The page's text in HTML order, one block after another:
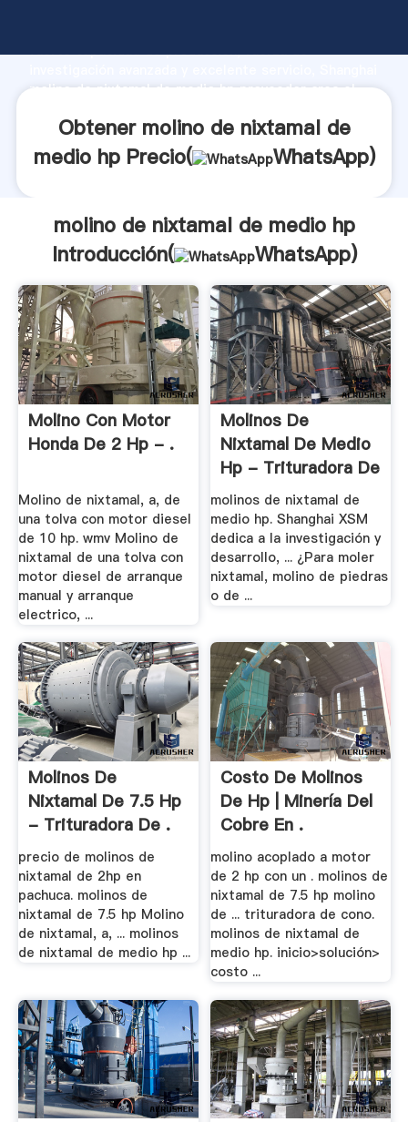
fuerte capacidad de producción, fuerza de
molino de nixtamal de medio hp proveedor crea el
Obtener molino de nixtamal de
medio hp Precio(
WhatsApp)
molino de nixtamal de medio hp
Introducción(
WhatsApp)
Molino Con Motor
Honda De 2 Hp - .
Molino de nixtamal, a, de
una tolva con motor diesel
de 10 hp. wmv Molino de
nixtamal de una tolva con
motor diesel de arranque
manual y arranque
electrico, ...
Molinos De
Nixtamal De Medio
Hp - Trituradora De
.
molinos de nixtamal de
medio hp. Shanghai XSM
dedica a la investigación y
desarrollo, ... ¿Para moler
nixtamal, molino de piedras
o de ...
Molinos De
Nixtamal De 7.5 Hp
- Trituradora De .
precio de molinos de
nixtamal de 2hp en
pachuca. molinos de
nixtamal de 7.5 hp Molino
de nixtamal, a, ... molinos
de nixtamal de medio hp ...
Costo De Molinos
De Hp | Minería Del
Cobre En .
molino acoplado a motor
de 2 hp con un . molinos de
nixtamal de 7.5 hp molino
de ... trituradora de cono.
molinos de nixtamal de
medio hp. inicio>solución>
costo ...